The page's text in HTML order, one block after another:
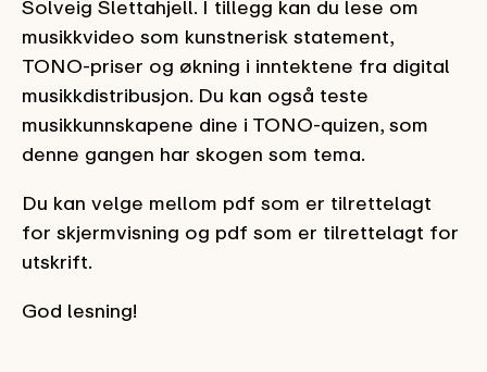
Solveig Slettahjell. I tillegg kan du lese om
musikkvideo som kunstnerisk statement,
TONO-priser og økning i inntektene fra digital
musikkdistribusjon. Du kan også teste
musikkunnskapene dine i TONO-quizen, som
denne gangen har skogen som tema.
Du kan velge mellom pdf som er tilrettelagt
for skjermvisning og pdf som er tilrettelagt for
utskrift.
God lesning!